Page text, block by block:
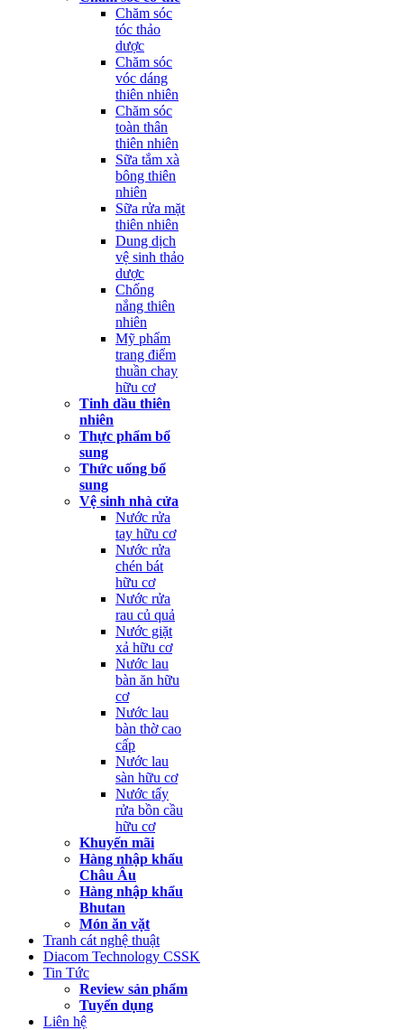
Chăm sóc
tóc thảo
dược
Chăm sóc
vóc dáng
thiên nhiên
Chăm sóc
toàn thân
thiên nhiên
Sữa tắm xà
bông thiên
nhiên
Sữa rửa mặt
thiên nhiên
Dung dịch
vệ sinh thảo
dược
Chống
nắng thiên
nhiên
Mỹ phẩm
trang điểm
thuần chay
hữu cơ
Tinh dầu thiên
nhiên
Thực phẩm bổ
sung
Thức uống bổ
sung
Vệ sinh nhà cửa
Nước rửa
tay hữu cơ
Nước rửa
chén bát
hữu cơ
Nước rửa
rau củ quả
Nước giặt
xả hữu cơ
Nước lau
bàn ăn hữu
cơ
Nước lau
bàn thờ cao
cấp
Nước lau
sàn hữu cơ
Nước tẩy
rửa bồn cầu
hữu cơ
Khuyến mãi
Hàng nhập khẩu
Châu Âu
Hàng nhập khẩu
Bhutan
Món ăn vặt
Tranh cát nghệ thuật
Diacom Technology CSSK
Tin Tức
Review sản phẩm
Tuyển dụng
Liên hệ